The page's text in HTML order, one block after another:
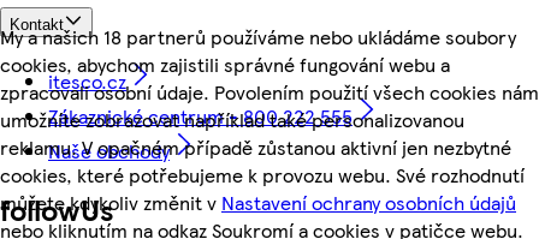
My a našich 18 partnerů používáme nebo ukládáme soubory
cookies, abychom zajistili správné fungování webu a
zpracovali osobní údaje. Povolením použití všech cookies nám
umožníte zobrazovat například také personalizovanou
reklamu. V opačném případě zůstanou aktivní jen nezbytné
cookies, které potřebujeme k provozu webu. Své rozhodnutí
můžete kdykoliv změnit v Nastavení ochrany osobních údajů
nebo kliknutím na odkaz Soukromí a cookies v patičce webu.
Kontakt
itesco.cz
Zákaznické centrum - 800 222 555
Naše obchody
followUs